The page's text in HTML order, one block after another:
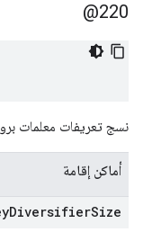
220@
نسج تعريفات معلمات
أماكن إقامة
DiversifierSize